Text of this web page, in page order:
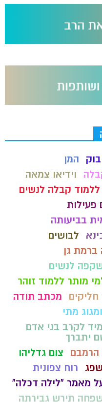
המן
וידיאו צמאה
קבלה לנשים
פעילות
בביעותה
לבושים
ברמת גן
לנשים
מותר ללמוד זוהר
חליקים
מכתב תודה
מתי
לקרב בני אדם
יתברך
הרמבם
צום גדליהו
רוח צפונית
מאמר "לילה דכלה"
תירש גבירתה